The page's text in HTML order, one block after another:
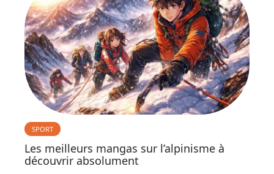
SPORT
Les meilleurs mangas sur l’alpinisme à
découvrir absolument